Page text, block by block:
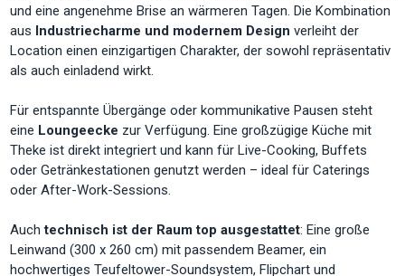
und eine angenehme Brise an wärmeren Tagen. Die Kombination
aus Industriecharme und modernem Design verleiht der
Location einen einzigartigen Charakter, der sowohl repräsentativ
als auch einladend wirkt.
Für entspannte Übergänge oder kommunikative Pausen steht
eine Loungeecke zur Verfügung. Eine großzügige Küche mit
Theke ist direkt integriert und kann für Live-Cooking, Buffets
oder Getränkestationen genutzt werden – ideal für Caterings
oder After-Work-Sessions.
Auchtechnisch ist der Raum top ausgestattet: Eine große
Leinwand (300 x 260 cm) mit passendem Beamer, ein
hochwertiges Teufeltower-Soundsystem, Flipchart und